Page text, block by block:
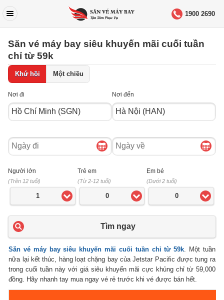
1900 2690
Săn vé máy bay siêu khuyến mãi cuối tuần
chỉ từ 59k
Khứ hồi Một chiều
Nơi đi Nơi đến
Ngày
đi
Ngày
về
Người lớn
(Trên 12 tuổi)
1
Trẻ em
(Từ 2-12 tuổi)
0
Em bé
(Dưới 2 tuổi)
0
Tìm ngay
Săn vé máy bay siêu khuyến mãi cuối tuần chỉ từ 59k . Một tuần
nữa lại kết thúc, hàng loạt chặng bay của Jetstar Pacific được tung ra
trong cuối tuần này với giá siêu khuyến mãi cực khủng chỉ từ 59,000
đồng. Hãy nhanh tay mua ngay vé rẻ trước khi vé được bán hết.